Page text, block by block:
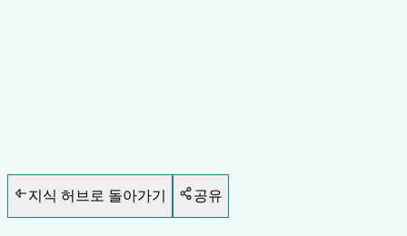
지식 허브로 돌아가기 공유